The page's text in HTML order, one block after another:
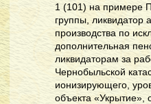
1 (101) на примере
группы,
производства по
дополнительная
ликвидаторам за
Чернобыльской
ионизирующего,
объекта «Укрытие»,